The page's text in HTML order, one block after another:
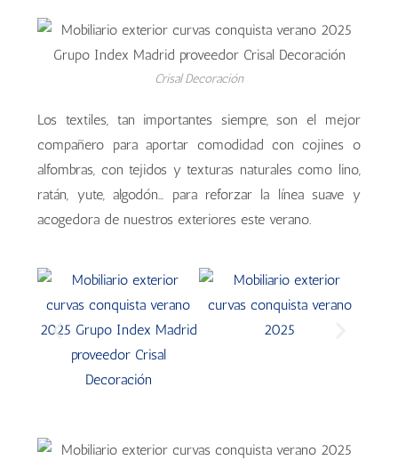
Crisal Decoración
Los textiles, tan importantes siempre, son el mejor
compañero para aportar comodidad con cojines o
alfombras, con tejidos y texturas naturales como lino,
ratán, yute, algodón… para reforzar la línea suave y
acogedora de nuestros exteriores este verano.